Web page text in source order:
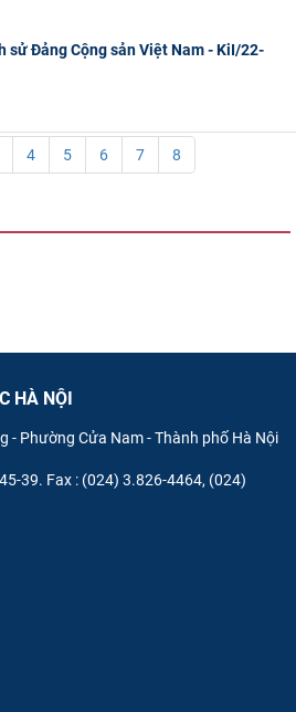
sử Đảng Cộng sản Việt Nam - KiI/22-
4 5 6 7 8
HÀ NỘI
- Phường Cửa Nam - Thành phố Hà Nội
39. Fax : (024) 3.826-4464, (024)